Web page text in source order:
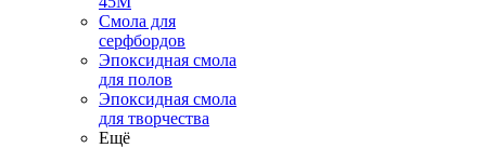
Смола для
серфбордов
Эпоксидная смола
для полов
Эпоксидная смола
для творчества
Ещё